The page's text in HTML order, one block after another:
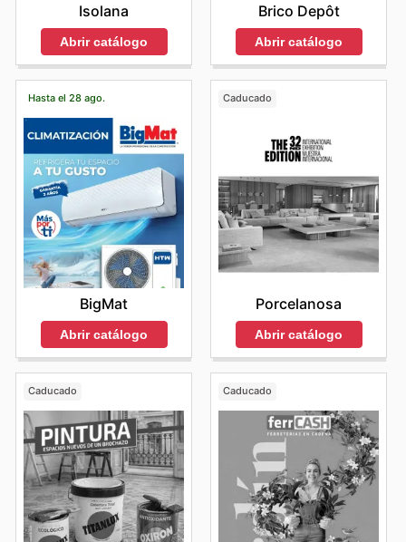
Isolana
Abrir catálogo
Brico Depôt
Abrir catálogo
Hasta el 28 ago.
BigMat
Abrir catálogo
Caducado
Porcelanosa
Abrir catálogo
Caducado Caducado